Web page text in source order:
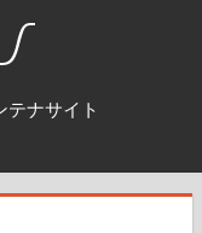
テナサイト